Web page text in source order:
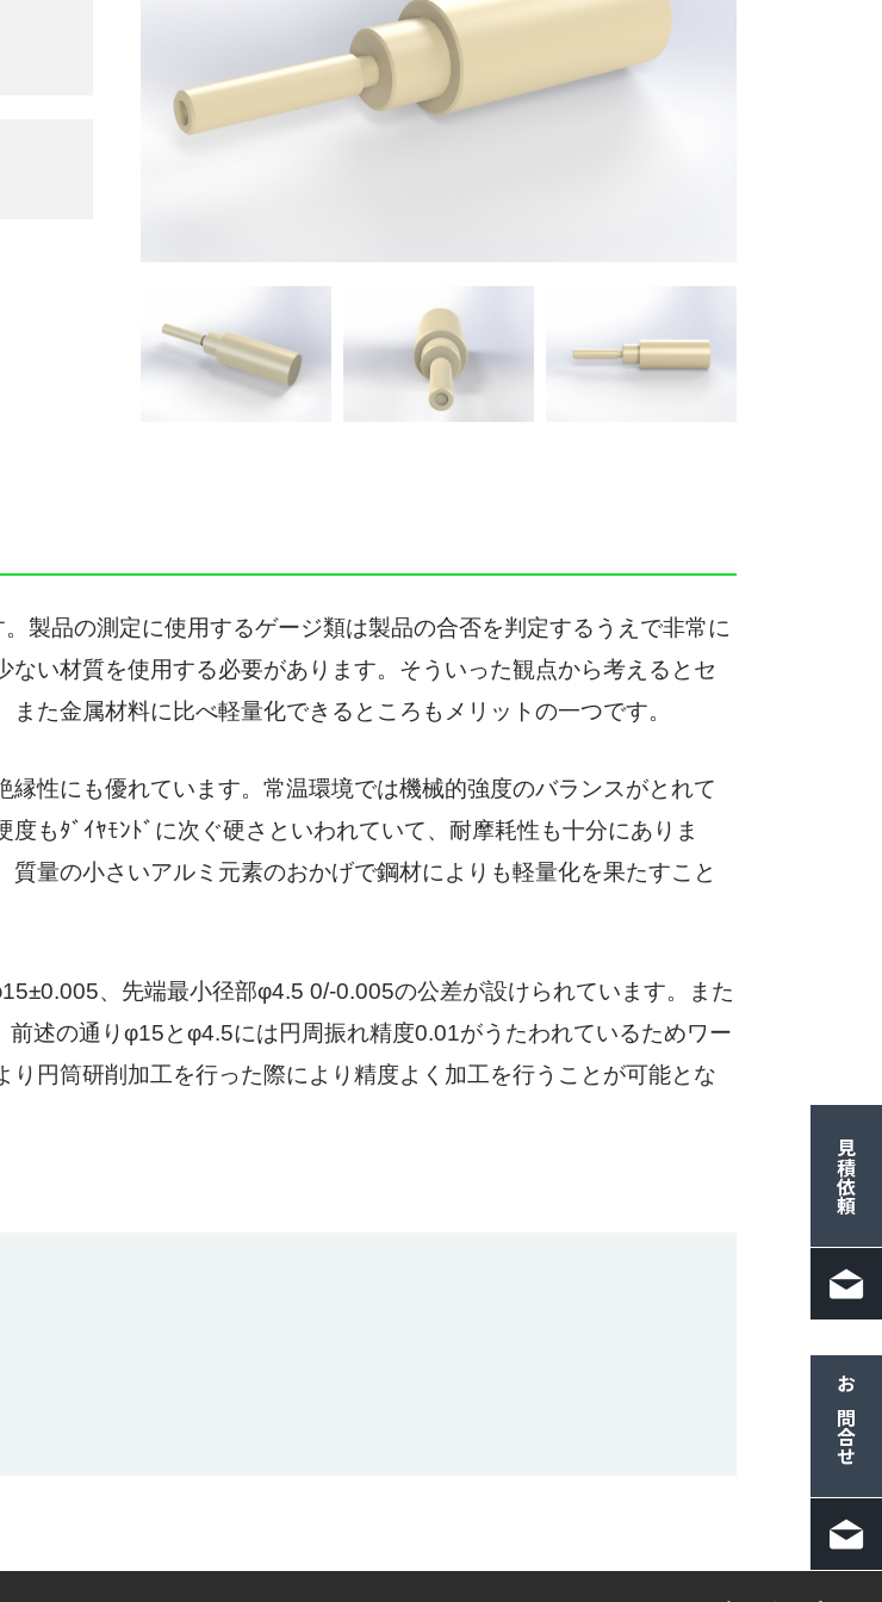
製品の測定に使用するゲージ類は製品の合否を判定するうえで非常に
い材質を使用する必要があります。そういった観点から考えるとセ
た金属材料に比べ軽量化できるところもメリットの一つです。
性にも優れています。常温環境では機械的強度のバランスがとれて
もﾀﾞｲﾔﾓﾝﾄﾞに次ぐ硬さといわれていて、耐摩耗性も十分にありま
量の小さいアルミ元素のおかげで鋼材によりも軽量化を果たすこと
、先端最小径部φ4.5 0/-0.005の公差が設けられています。また
述の通りφ15とφ4.5には円周振れ精度0.01がうたわれているためワー
円筒研削加工を行った際により精度よく加工を行うことが可能とな
見積依頼
お問合せ